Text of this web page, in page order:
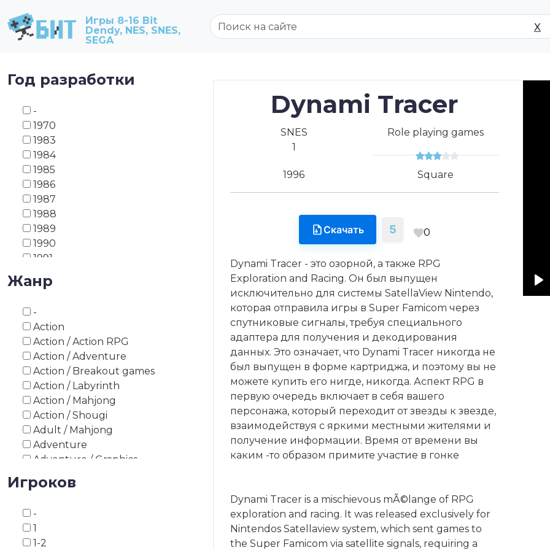
Игры 8-16 Bit
Dendy, NES, SNES,
SEGA
X
Год разработки
-
1970
1983
1984
1985
1986
1987
1988
1989
1990
1991
1993
1995
1996
1997
1998
1999
2000
2003
2008
2010
2012
2014
2017
2018
Жанр
-
Action
Action / Action RPG
Action / Adventure
Action / Breakout games
Action / Labyrinth
Action / Mahjong
Action / Shougi
Adult / Mahjong
Adventure
Adventure / Graphics
Adventure / Survival Horror
Adventure / Visual Novel
Asiatic board game
Игроков
-
1
1-2
Dynami Tracer
SNES
Role playing games
1
1996 Square
Скачать 5 0
Dynami Tracer - это озорной, а также RPG
Exploration and Racing. Он был выпущен
исключительно для системы SatellaView Nintendo,
которая отправила игры в Super Famicom через
спутниковые сигналы, требуя специального
адаптера для получения и декодирования
данных. Это означает, что Dynami Tracer никогда не
был выпущен в форме картриджа, и поэтому вы не
можете купить его нигде, никогда. Аспект RPG в
первую очередь включает в себя вашего
персонажа, который переходит от звезды к звезде,
взаимодействуя с яркими местными жителями и
получение информации. Время от времени вы
каким -то образом примите участие в гонке
Dynami Tracer is a mischievous mÃ©lange of RPG
exploration and racing. It was released exclusively for
Nintendos Satellaview system, which sent games to
the Super Famicom via satellite signals, requiring a